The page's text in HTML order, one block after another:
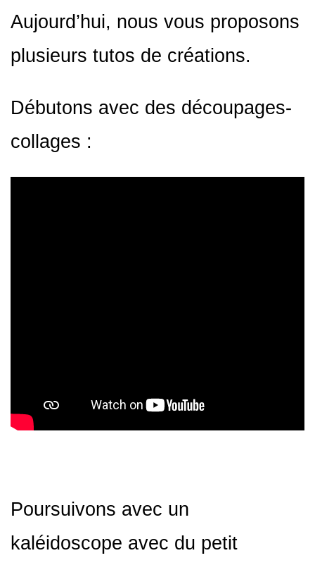
Aujourd’hui, nous vous proposons
plusieurs tutos de créations.
Débutons avec des découpages-
collages :
Poursuivons avec un
kaléidoscope avec du petit